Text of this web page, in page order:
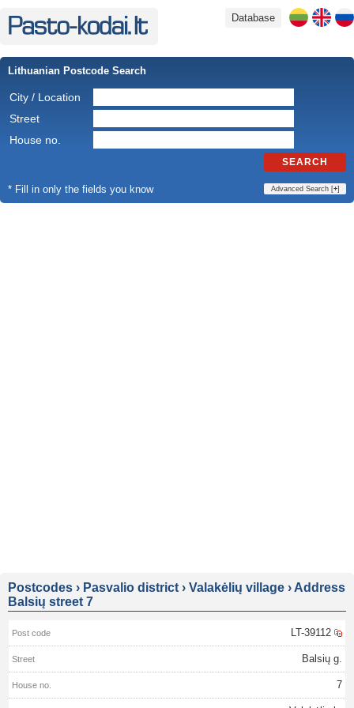
Database
Lithuanian Postcode Search
City / Location
Street
House no.
SEARCH
* Fill in only the fields you know Advanced Search [+]
Postcodes › Pasvalio district › Valakėlių village › Address
Balsių street 7
LT-39112
Balsių g.
7